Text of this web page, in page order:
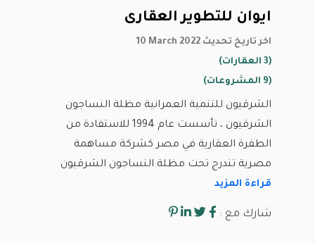
ايوان للتطوير العقارى
10 March 2022 اخر تاريخ تحديث
(3 العقارات)
(9 المشروعات)
الشرقيون للتنمية العمرانية مظلة النساجون
الشرقيون ، تأسست عام 1994 للاستفادة من
الطفرة العقارية في مصر كشركة مساهمة
مصرية تندرج تحت مظلة النساجون الشرقيون
قراءة المزيد
شارك مع :